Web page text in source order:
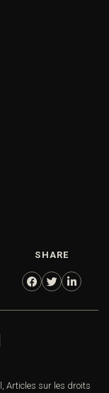
SHARE
, Articles sur les droits